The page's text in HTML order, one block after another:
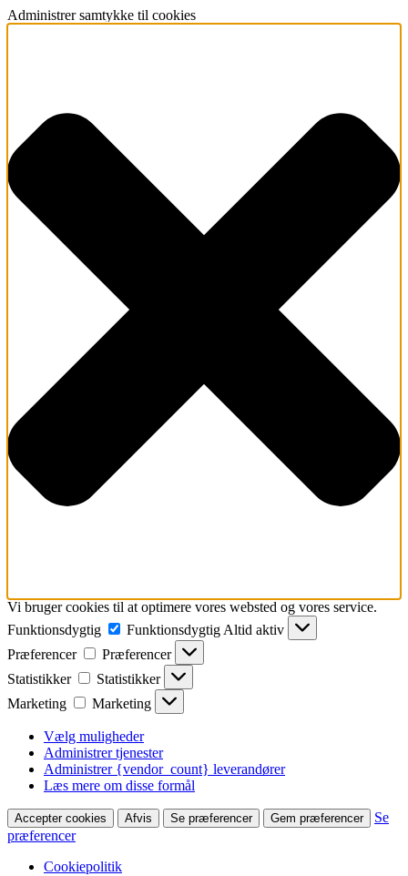
Administrer samtykke til cookies
Vi bruger cookies til at optimere vores websted og vores service.
Funktionsdygtig
Funktionsdygtig Altid aktiv
Præferencer
Præferencer
Statistikker
Statistikker
Marketing
Marketing
Vælg muligheder
Administrer tjenester
Administrer {vendor_count} leverandører
Læs mere om disse formål
Accepter cookies Afvis Se præferencer Gem præferencer
Se
præferencer
Cookiepolitik